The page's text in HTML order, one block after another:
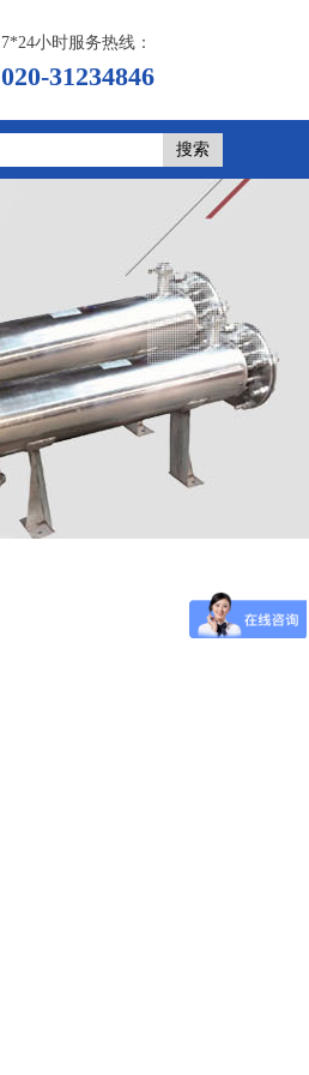
7*24小时服务热线：
020-31234846
搜索